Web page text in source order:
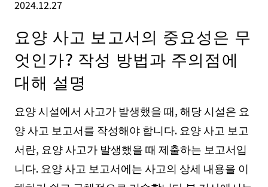
2024.12.27
요양 사고 보고서의 중요성은 무
엇인가? 작성 방법과 주의점에
대해 설명
요양 시설에서 사고가 발생했을 때, 해당 시설은 요
양 사고 보고서를 작성해야 합니다. 요양 사고 보고
서란, 요양 사고가 발생했을 때 제출하는 보고서입
니다. 요양 사고 보고서에는 사고의 상세 내용을 이